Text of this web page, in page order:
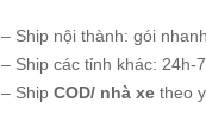
– Ship nội thành: gói
– Ship các tỉnh khác: 24h-
– Ship COD/ nhà xe theo